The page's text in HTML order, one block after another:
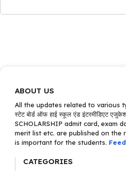
ABOUT US
All the updates related to various
स्टेट बोर्ड ऑफ हाई स्कूल एंड इंटरमीडिएट
SCHOLARSHIP admit card, exam
merit list etc. are published on the
is important for the students. Feed
CATEGORIES